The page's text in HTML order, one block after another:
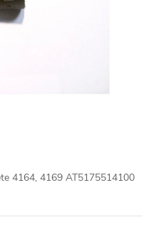
4164, 4169 AT5175514100